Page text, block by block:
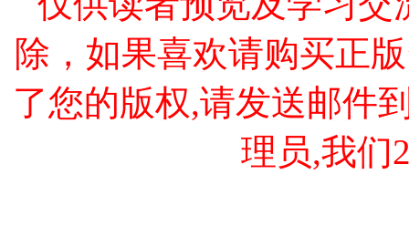
除，如果喜欢请购买正
了您的版权,请发送邮件
理员,我们